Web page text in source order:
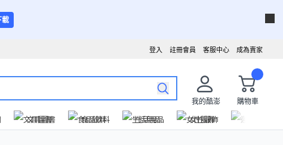
載
成為賣家
客服中心
註冊會員
登入
我的酷澎
購物車
文具圖書 食品飲料 生活用品 女性服飾